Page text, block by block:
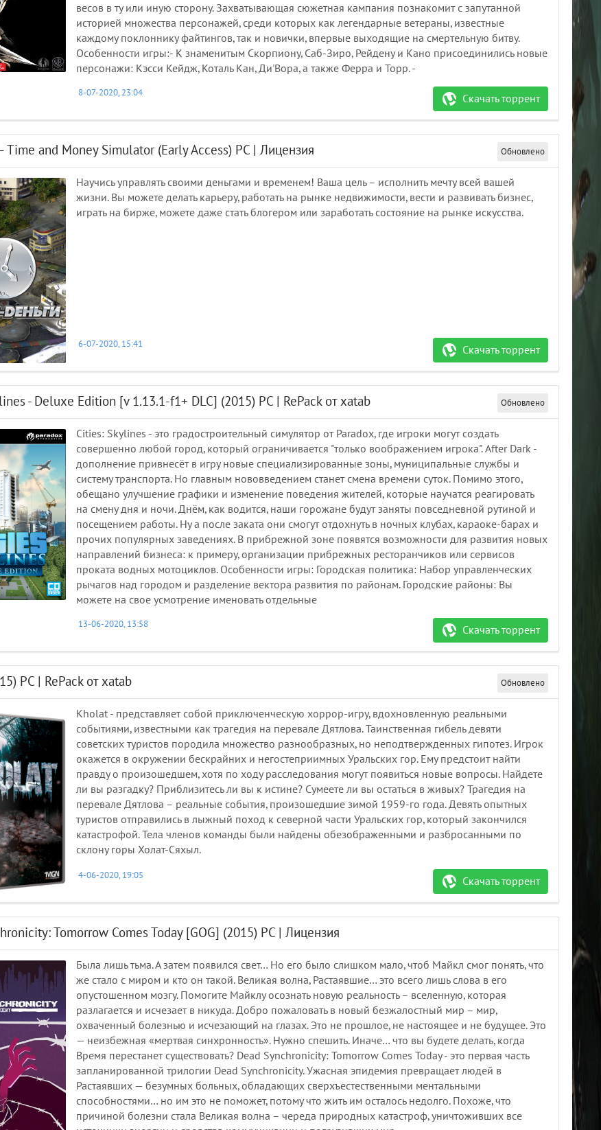
весов в ту или иную сторону. Захватывающая сюжетная кампания познакомит с запутанной
историей множества персонажей, среди которых как легендарные ветераны, известные
каждому поклоннику файтингов, так и новички, впервые выходящие на смертельную битву.
Особенности игры:- К знаменитым Скорпиону, Саб-Зиро, Рейдену и Кано присоединились новые
персонажи: Кэсси Кейдж, Коталь Кан, Ди'Вора, а также Ферра и Торр. -
Скачать торрент
8-07-2020, 23:04
Time and Money Simulator (Early Access) PC | Лицензия Обновлено
Научись управлять своими деньгами и временем! Ваша цель – исполнить мечту всей вашей
жизни. Вы можете делать карьеру, работать на рынке недвижимости, вести и развивать бизнес,
играть на бирже, можете даже стать блогером или заработать состояние на рынке искусства.
Скачать торрент
6-07-2020, 15:41
- Deluxe Edition [v 1.13.1-f1+ DLC] (2015) PC | RePack от xatab Обновлено
Cities: Skylines - это градостроительный симулятор от Paradox, где игроки могут создать
совершенно любой город, который ограничивается "только воображением игрока". After Dark -
дополнение привнесёт в игру новые специализированные зоны, муниципальные службы и
систему транспорта. Но главным нововведением станет смена времени суток. Помимо этого,
обещано улучшение графики и изменение поведения жителей, которые научатся реагировать
на смену дня и ночи. Днём, как водится, наши горожане будут заняты повседневной рутиной и
посещением работы. Ну а после заката они смогут отдохнуть в ночных клубах, караоке-барах и
прочих популярных заведениях. В прибрежной зоне появятся возможности для развития новых
направлений бизнеса: к примеру, организации прибрежных ресторанчиков или сервисов
проката водных мотоциклов. Особенности игры: Городская политика: Набор управленческих
рычагов над городом и разделение вектора развития по районам. Городские районы: Вы
можете на свое усмотрение именовать отдельные
Скачать торрент
13-06-2020, 13:58
PC | RePack от xatab Обновлено
Kholat - представляет собой приключенческую хоррор-игру, вдохновленную реальными
событиями, известными как трагедия на перевале Дятлова. Таинственная гибель девяти
советских туристов породила множество разнообразных, но неподтвержденных гипотез. Игрок
окажется в окружении бескрайних и негостеприимных Уральских гор. Ему предстоит найти
правду о произошедшем, хотя по ходу расследования могут появиться новые вопросы. Найдете
ли вы разгадку? Приблизитесь ли вы к истине? Сумеете ли вы остаться в живых? Трагедия на
перевале Дятлова – реальные события, произошедшие зимой 1959-го года. Девять опытных
туристов отправились в лыжный поход к северной части Уральских гор, который закончился
катастрофой. Тела членов команды были найдены обезображенными и разбросанными по
склону горы Холат-Сяхыл.
Скачать торрент
4-06-2020, 19:05
Tomorrow Comes Today [GOG] (2015) PC | Лицензия
Была лишь тьма. А затем появился свет… Но его было слишком мало, чтоб Майкл смог понять, что
же стало с миром и кто он такой. Великая волна, Растаявшие… это всего лишь слова в его
опустошенном мозгу. Помогите Майклу осознать новую реальность – вселенную, которая
разлагается и исчезает в никуда. Добро пожаловать в новый безжалостный мир – мир,
охваченный болезнью и исчезающий на глазах. Это не прошлое, не настоящее и не будущее. Это
— неизбежная «мертвая синхронность». Нужно спешить. Иначе… что вы будете делать, когда
Время перестанет существовать? Dead Synchronicity: Tomorrow Comes Today - это первая часть
запланированной трилогии Dead Synchronicity. Ужасная эпидемия превращает людей в
Растаявших — безумных больных, обладающих сверхъестественными ментальными
способностями… но им это не поможет, потому что жить им осталось недолго. Похоже, что
причиной болезни стала Великая волна – череда природных катастроф, уничтоживших все